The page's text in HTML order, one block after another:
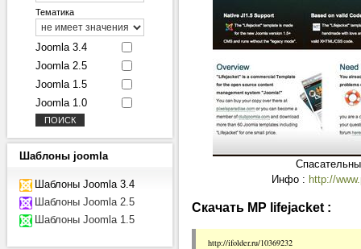
Инфо : http://
Скачать MP lifejacket :
http://ifolder.ru/10369232
Тематика
Joomla 3.4
Joomla 2.5
Joomla 1.5
Joomla 1.0
Шаблоны joomla
Шаблоны Joomla 3.4
Шаблоны Joomla 2.5
Шаблоны Joomla 1.5